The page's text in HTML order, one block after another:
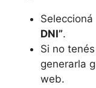
DNI”.
Si no
generarla
web.